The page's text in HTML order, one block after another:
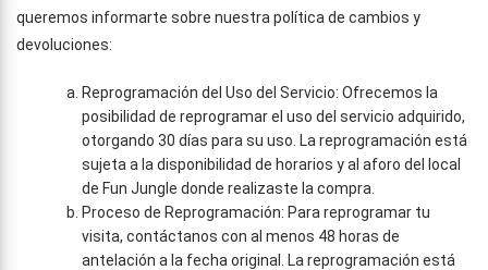
queremos informarte sobre nuestra política de cambios y
devoluciones:
Reprogramación del Uso del Servicio: Ofrecemos la
posibilidad de reprogramar el uso del servicio adquirido,
otorgando 30 días para su uso. La reprogramación está
sujeta a la disponibilidad de horarios y al aforo del local
de Fun Jungle donde realizaste la compra.
Proceso de Reprogramación: Para reprogramar tu
visita, contáctanos con al menos 48 horas de
antelación a la fecha original. La reprogramación está